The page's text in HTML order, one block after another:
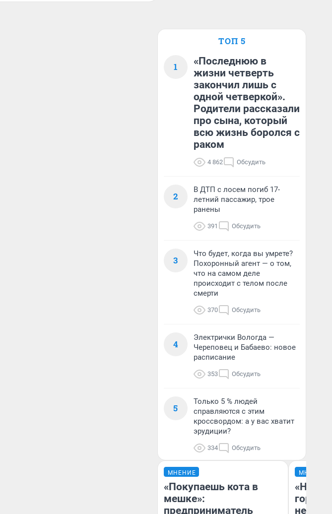
ТОП 5
1
«Последнюю в
жизни четверть
закончил лишь с
одной четверкой».
Родители рассказали
про сына, который
всю жизнь боролся с
раком
4 862 Обсудить
2
В ДТП с лосем погиб 17-
летний пассажир, трое
ранены
391 Обсудить
3
Что будет, когда вы умрете?
Похоронный агент — о том,
что на самом деле
происходит с телом после
смерти
370 Обсудить
4
Электрички Вологда —
Череповец и Бабаево: новое
расписание
353 Обсудить
5
Только 5 % людей
справляются с этим
кроссвордом: а у вас хватит
эрудиции?
334 Обсудить
МНЕНИЕ
«Покупаешь кота в
мешке»:
предприниматель
МНЕНИЕ
«Нет